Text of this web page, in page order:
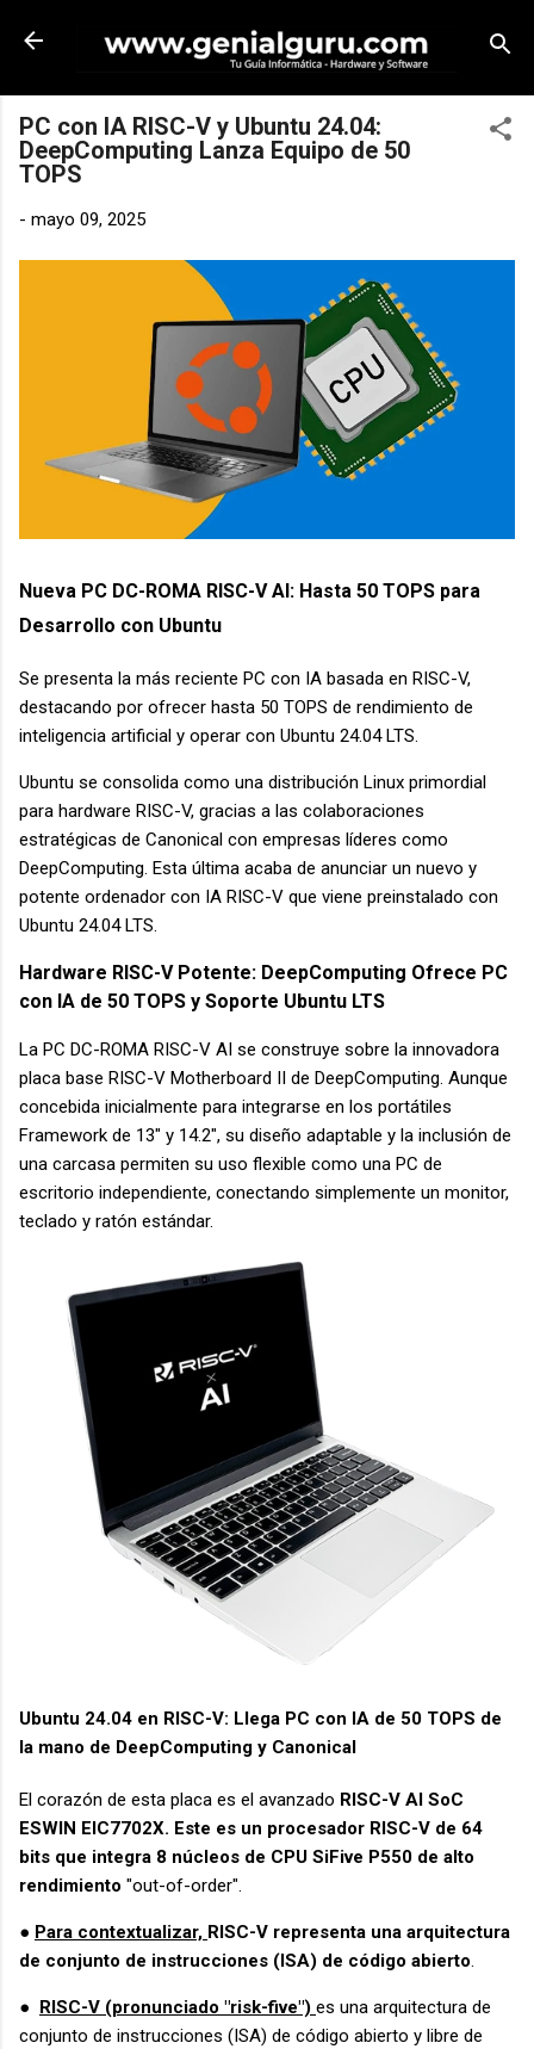
Ir al contenido principal
PC con IA RISC-V y Ubuntu 24.04:
DeepComputing Lanza Equipo de 50
TOPS
- mayo 09, 2025
Nueva PC DC-ROMA RISC-V AI: Hasta 50 TOPS para
Desarrollo con Ubuntu
Se presenta la más reciente PC con IA basada en RISC-V,
destacando por ofrecer hasta 50 TOPS de rendimiento de
inteligencia artificial y operar con Ubuntu 24.04 LTS.
Ubuntu se consolida como una distribución Linux primordial
para hardware RISC-V, gracias a las colaboraciones
estratégicas de Canonical con empresas líderes como
DeepComputing. Esta última acaba de anunciar un nuevo y
potente ordenador con IA RISC-V que viene preinstalado con
Ubuntu 24.04 LTS.
Hardware RISC-V Potente: DeepComputing Ofrece PC
con IA de 50 TOPS y Soporte Ubuntu LTS
La PC DC-ROMA RISC-V AI se construye sobre la innovadora
placa base RISC-V Motherboard II de DeepComputing. Aunque
concebida inicialmente para integrarse en los portátiles
Framework de 13″ y 14.2″, su diseño adaptable y la inclusión de
una carcasa permiten su uso flexible como una PC de
escritorio independiente, conectando simplemente un monitor,
teclado y ratón estándar.
Ubuntu 24.04 en RISC-V: Llega PC con IA de 50 TOPS de
la mano de DeepComputing y Canonical
El corazón de esta placa es el avanzado RISC-V AI SoC
ESWIN EIC7702X. Este es un procesador RISC-V de 64
bits que integra 8 núcleos de CPU SiFive P550 de alto
rendimiento "out-of-order".
● Para contextualizar, RISC-V representa una arquitectura
de conjunto de instrucciones (ISA) de código abierto.
● RISC-V (pronunciado "risk-five") es una arquitectura de
conjunto de instrucciones (ISA) de código abierto y libre de